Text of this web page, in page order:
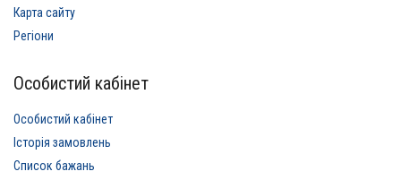
Карта сайту
Регіони
Особистий кабінет
Особистий кабінет
Історія замовлень
Список бажань